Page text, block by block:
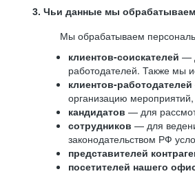
3. Чьи данные мы обрабатываем
Мы обрабатываем
клиентов-соискателей —
работодателей. Также мы
клиентов-работодателей
организацию
кандидатов — для
сотрудников — для
законодательством РФ
представителей
посетителей нашего